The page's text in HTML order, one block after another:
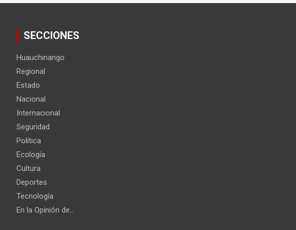
SECCIONES
Huauchinango
Regional
Estado
Nacional
Internacional
Seguridad
Política
Ecología
Cultura
Deportes
Tecnología
En la Opinión de…